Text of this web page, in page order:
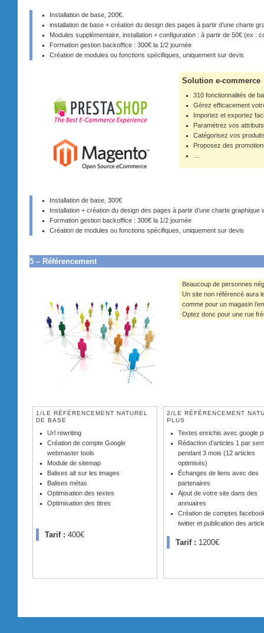
Installation de base, 200€.
installation de base + création du design des pages à partir d’une charte
Modules supplémentaire, installation + configuration : à partir de 50€ (ex :
Formation gestion backoffice : 300€ la 1/2 journée
Création de modules ou fonctions spécifiques, uniquement sur devis
Solution e-commerce
310 fonctionnalités de
Gérez efficacement
Importez et exportez
Paramétrez vos attributs
Catégorisez vos
Proposez des
Installation de base, 300€
Installation + création du design des pages à partir d’une charte graphique
Formation gestion backoffice : 300€ la 1/2 journée
Création de modules ou fonctions spécifiques, uniquement sur devis
5 – Référencement
Beaucoup de personnes
Un site non référencé aura
comme pour un magasin
Optez donc pour une rue
1/LE RÉFÉRENCEMENT NATUREL
DE BASE
Url rewriting
Création de compte Google
webmaster tools
Module de sitemap
Balises alt sur les images
Balises métas
Optimisation des textes
Optimisation des titres
Tarif : 400€
2/LE RÉFÉRENCEMENT
PLUS
Textes enrichis avec google
Rédaction d’articles 1 par
pendant 3 mois (12 articles
optimisés)
Échanges de liens avec des
partenaires
Ajout de votre site dans des
annuaires
Création de comptes
twitter et publication des
Tarif : 1200€